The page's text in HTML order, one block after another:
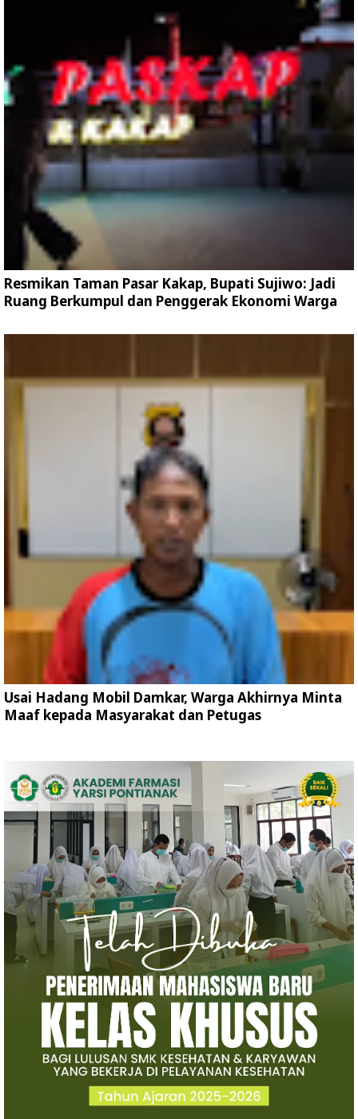
Resmikan Taman Pasar Kakap, Bupati Sujiwo: Jadi
Ruang Berkumpul dan Penggerak Ekonomi Warga
Usai Hadang Mobil Damkar, Warga Akhirnya Minta
Maaf kepada Masyarakat dan Petugas